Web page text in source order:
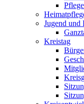
Jugend und
Kreistag